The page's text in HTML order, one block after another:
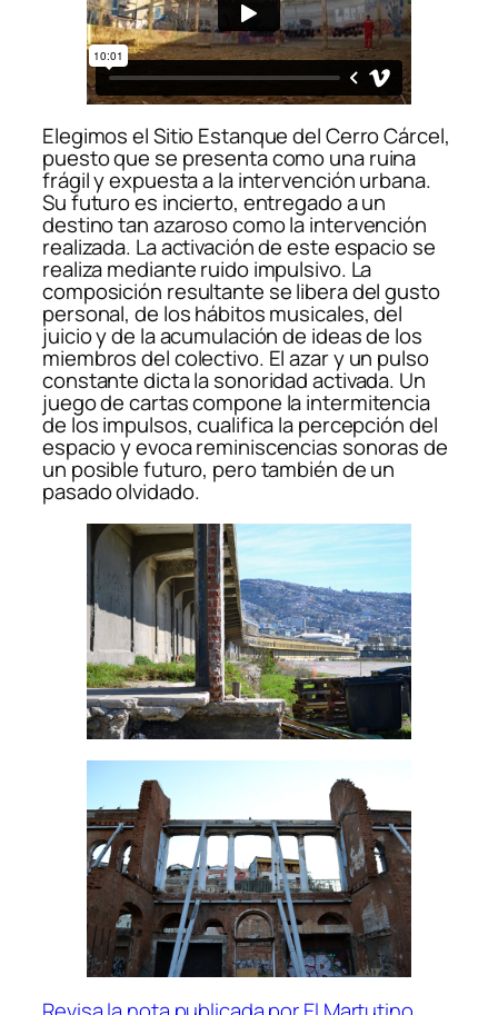
Elegimos el Sitio Estanque del Cerro Cárcel,
puesto que se presenta como una ruina
frágil y expuesta a la intervención urbana.
Su futuro es incierto, entregado a un
destino tan azaroso como la intervención
realizada. La activación de este espacio se
realiza mediante ruido impulsivo. La
composición resultante se libera del gusto
personal, de los hábitos musicales, del
juicio y de la acumulación de ideas de los
miembros del colectivo. El azar y un pulso
constante dicta la sonoridad activada. Un
juego de cartas compone la intermitencia
de los impulsos, cualifica la percepción del
espacio y evoca reminiscencias sonoras de
un posible futuro, pero también de un
pasado olvidado.